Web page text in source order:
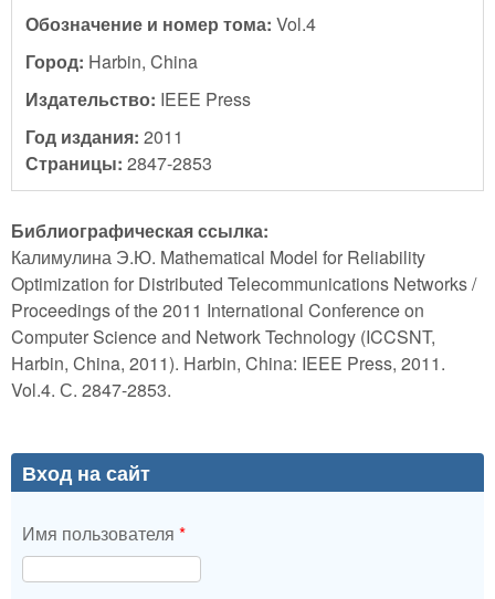
Обозначение и номер тома: Vol.4
Город: Harbin, China
Издательство: IEEE Press
Год издания: 2011
Страницы: 2847-2853
Библиографическая ссылка:
Калимулина Э.Ю. Mathematical Model for Reliability
Optimization for Distributed Telecommunications Networks /
Proceedings of the 2011 International Conference on
Computer Science and Network Technology (ICCSNT,
Harbin, China, 2011). Harbin, China: IEEE Press, 2011.
Vol.4. С. 2847-2853.
Вход на сайт
Имя пользователя *